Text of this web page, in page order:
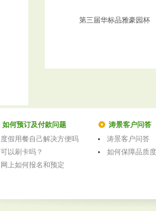
第三届华标品雅豪园杯
如何预订及付款问题
度假用餐自己解决方便吗
可以刷卡吗？
网上如何报名和预定
涛景客户问答
涛景客户问答
如何保障品质